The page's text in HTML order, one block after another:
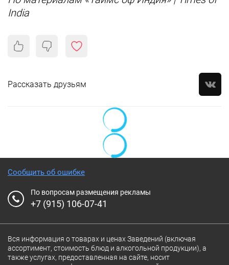
India
Рассказать друзьям
Сообщить об ошибке
По вопросам размещения рекламы
+7 (915) 106-07-41
Вся информация о товарах и ценах Заведений (включая
ассортимент, стоимость блюд и алкогольной продукции), а
также услугах, предоставленная на сайте, носит